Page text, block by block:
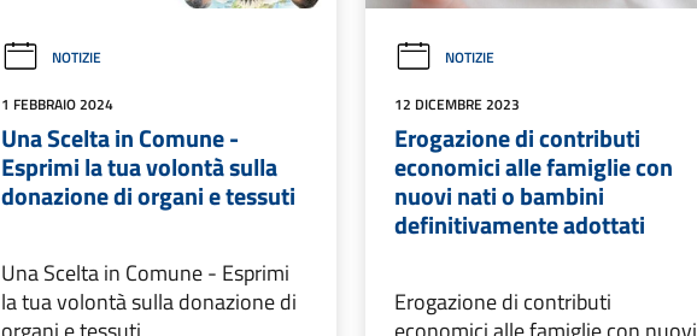
NOTIZIE
1 FEBBRAIO 2024
Una Scelta in Comune -
Esprimi la tua volontà sulla
donazione di organi e tessuti
Una Scelta in Comune - Esprimi
la tua volontà sulla donazione di
NOTIZIE
12 DICEMBRE 2023
Erogazione di contributi
economici alle famiglie con
nuovi nati o bambini
definitivamente adottati
Erogazione di contributi